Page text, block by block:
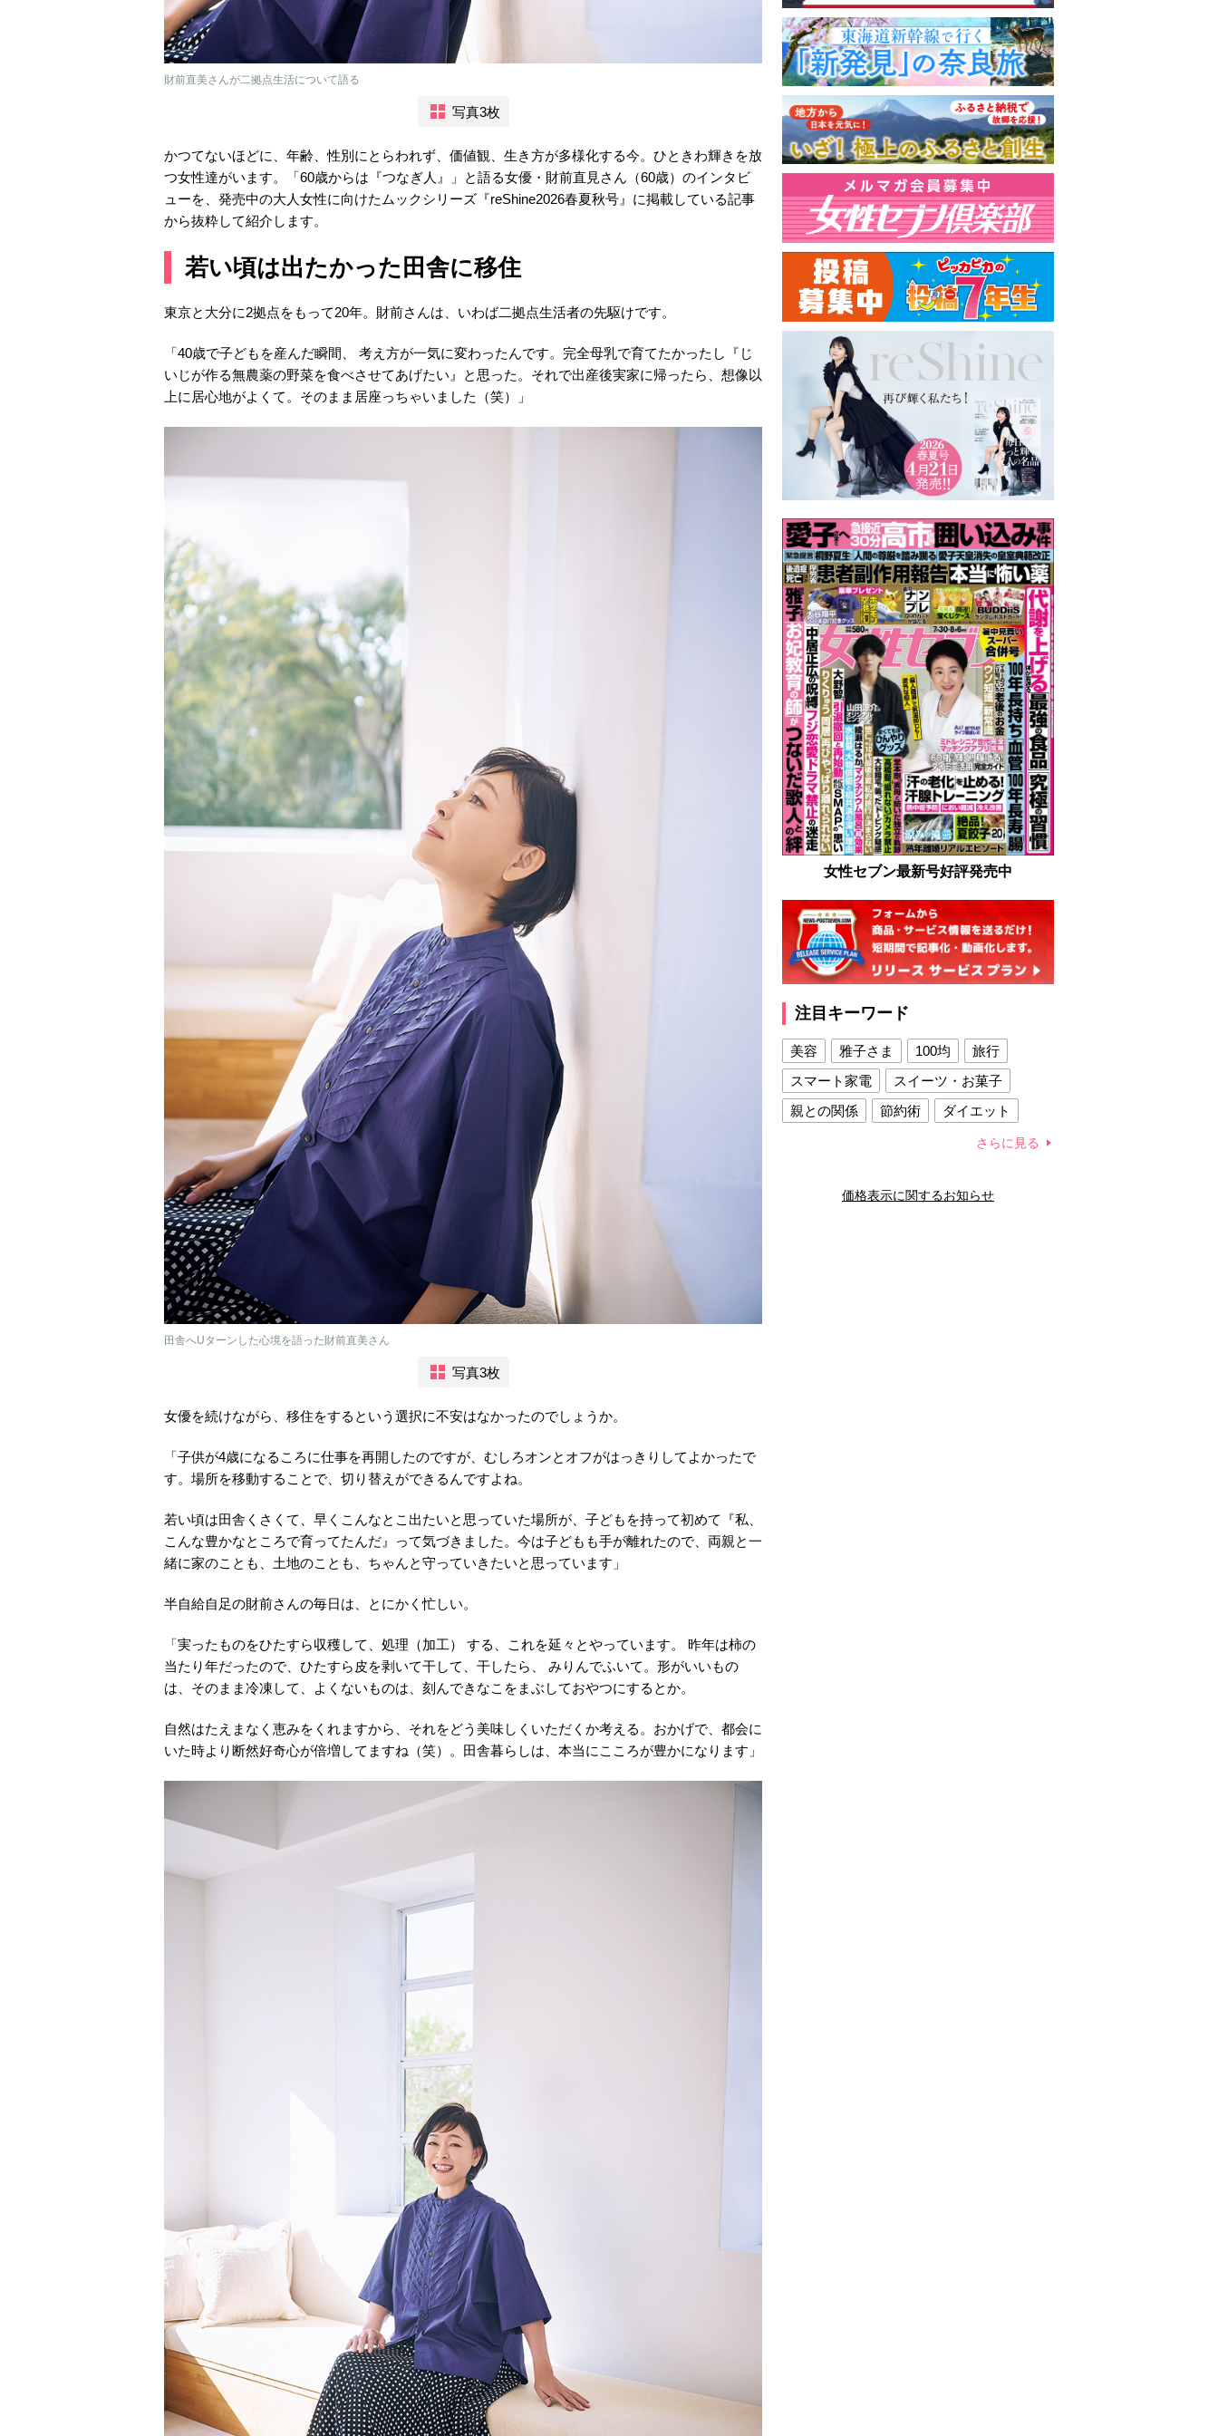
財前直美さんが二拠点生活について語る
写真3枚
かつてないほどに、年齢、性別にとらわれず、価値観、生き方が多様化する今。ひときわ輝きを放
つ女性達がいます。「60歳からは『つなぎ人』」と語る女優・財前直見さん（60歳）のインタビ
ューを、発売中の大人女性に向けたムックシリーズ『reShine2026春夏秋号』に掲載している記事
から抜粋して紹介します。
若い頃は出たかった田舎に移住
東京と大分に2拠点をもって20年。財前さんは、いわば二拠点生活者の先駆けです。
「40歳で子どもを産んだ瞬間、 考え方が一気に変わったんです。完全母乳で育てたかったし『じ
いじが作る無農薬の野菜を食べさせてあげたい』と思った。それで出産後実家に帰ったら、想像以
上に居心地がよくて。そのまま居座っちゃいました（笑）」
田舎へUターンした心境を語った財前直美さん
写真3枚
女優を続けながら、移住をするという選択に不安はなかったのでしょうか。
「子供が4歳になるころに仕事を再開したのですが、むしろオンとオフがはっきりしてよかったで
す。場所を移動することで、切り替えができるんですよね。
若い頃は田舎くさくて、早くこんなとこ出たいと思っていた場所が、子どもを持って初めて『私、
こんな豊かなところで育ってたんだ』って気づきました。今は子どもも手が離れたので、両親と一
緒に家のことも、土地のことも、ちゃんと守っていきたいと思っています」
半自給自足の財前さんの毎日は、とにかく忙しい。
「実ったものをひたすら収穫して、処理（加工） する、これを延々とやっています。 昨年は柿の
当たり年だったので、ひたすら皮を剥いて干して、干したら、 みりんでふいて。形がいいもの
は、そのまま冷凍して、よくないものは、刻んできなこをまぶしておやつにするとか。
自然はたえまなく恵みをくれますから、それをどう美味しくいただくか考える。おかげで、都会に
いた時より断然好奇心が倍増してますね（笑）。田舎暮らしは、本当にこころが豊かになります」
女性セブン最新号好評発売中
注目キーワード
美容 雅子さま 100均
旅行
スマート家電
スイーツ・お菓子
親との関係
節約術
ダイエット
夫との関係
新津春子 どか食い
さらに見る
価格表示に関するお知らせ